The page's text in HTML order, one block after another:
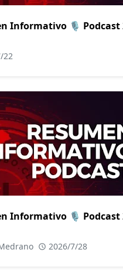
Informativo 🎙️ Podcast
22
Informativo 🎙️ Podcast
2026/7/28